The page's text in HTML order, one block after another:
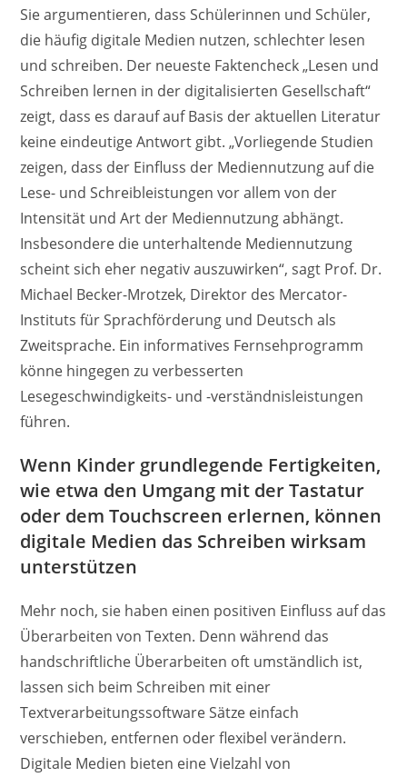
Sie argumentieren, dass Schülerinnen und Schüler,
die häufig digitale Medien nutzen, schlechter lesen
und schreiben. Der neueste Faktencheck „Lesen und
Schreiben lernen in der digitalisierten Gesellschaft“
zeigt, dass es darauf auf Basis der aktuellen Literatur
keine eindeutige Antwort gibt. „Vorliegende Studien
zeigen, dass der Einfluss der Mediennutzung auf die
Lese- und Schreibleistungen vor allem von der
Intensität und Art der Mediennutzung abhängt.
Insbesondere die unterhaltende Mediennutzung
scheint sich eher negativ auszuwirken“, sagt Prof. Dr.
Michael Becker-Mrotzek, Direktor des Mercator-
Instituts für Sprachförderung und Deutsch als
Zweitsprache. Ein informatives Fernsehprogramm
könne hingegen zu verbesserten
Lesegeschwindigkeits- und -verständnisleistungen
führen.
Wenn Kinder grundlegende Fertigkeiten,
wie etwa den Umgang mit der Tastatur
oder dem Touchscreen erlernen, können
digitale Medien das Schreiben wirksam
unterstützen
Mehr noch, sie haben einen positiven Einfluss auf das
Überarbeiten von Texten. Denn während das
handschriftliche Überarbeiten oft umständlich ist,
lassen sich beim Schreiben mit einer
Textverarbeitungssoftware Sätze einfach
verschieben, entfernen oder flexibel verändern.
Digitale Medien bieten eine Vielzahl von